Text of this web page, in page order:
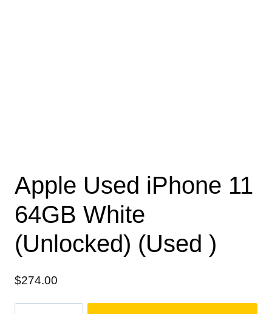
Apple Used iPhone 11
64GB White
(Unlocked) (Used )
$274.00